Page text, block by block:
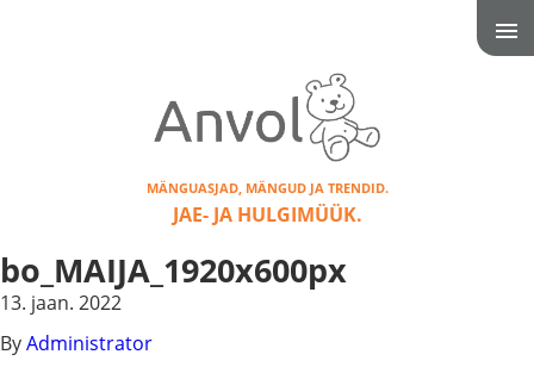
MÄNGUASJAD, MÄNGUD JA TRENDID.
JAE- JA HULGIMÜÜK.
bo_MAIJA_1920x600px
13. jaan. 2022
ByAdministrator